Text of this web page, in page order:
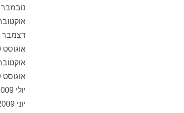
נובמבר 2011
אוקטובר
דצמבר 2010
אוגוסט 2010
אוקטובר
אוגוסט 2009
יולי 2009
יוני 2009